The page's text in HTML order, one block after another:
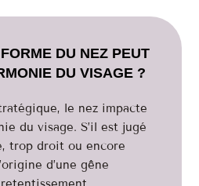
DU NEZ PEUT
DU VISAGE ?
le nez impacte
du visage. S’il est jugé
trop droit ou encore
d’une gêne